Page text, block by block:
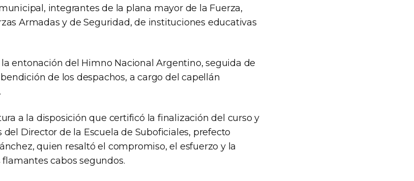
integrantes de la plana mayor de la Fuerza,
Armadas y de Seguridad, de instituciones educativas
entonación del Himno Nacional Argentino, seguida de
de los despachos, a cargo del capellán
a la disposición que certificó la finalización del curso y
del Director de la Escuela de Suboficiales, prefecto
quien resaltó el compromiso, el esfuerzo y la
cabos segundos.